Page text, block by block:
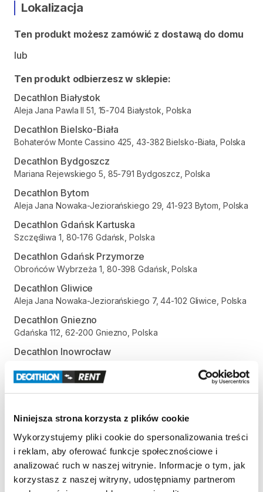
Niniejsza strona korzysta z plików cookie
Wykorzystujemy pliki cookie do spersonalizowania treści
i reklam, aby oferować funkcje społecznościowe i
analizować ruch w naszej witrynie. Informacje o tym, jak
korzystasz z naszej witryny, udostępniamy partnerom
Lokalizacja
Ten produkt możesz zamówić z dostawą do domu
lub
Ten produkt odbierzesz w sklepie:
Decathlon Białystok
Aleja Jana Pawla II 51, 15-704 Białystok, Polska
Decathlon Bielsko-Biała
Bohaterów Monte Cassino 425, 43-382 Bielsko-Biała, Polska
Decathlon Bydgoszcz
Mariana Rejewskiego 5, 85-791 Bydgoszcz, Polska
Decathlon Bytom
Aleja Jana Nowaka-Jeziorańskiego 29, 41-923 Bytom, Polska
Decathlon Gdańsk Kartuska
Szczęśliwa 1, 80-176 Gdańsk, Polska
Decathlon Gdańsk Przymorze
Obrońców Wybrzeża 1, 80-398 Gdańsk, Polska
Decathlon Gliwice
Aleja Jana Nowaka-Jeziorańskiego 7, 44-102 Gliwice, Polska
Decathlon Gniezno
Gdańska 112, 62-200 Gniezno, Polska
Decathlon Inowrocław
Decathlon Jelenia Góra
Aleja Jana Pawła II 17, 58-500 Jelenia Góra, Polska
Decathlon Kalisz
Decathlon Katowice Trzy Stawy
Alpejska 5, 40-507 Katowice, Polska
Decathlon Katowice